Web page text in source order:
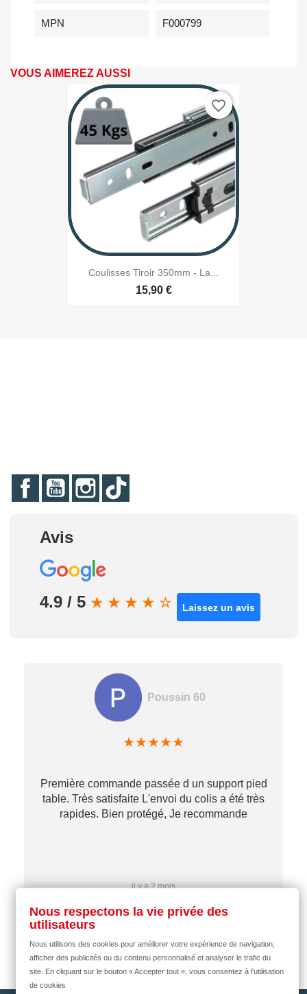
MPN F000799
VOUS AIMEREZ AUSSI
Coulisses Tiroir 350mm - La...
15,90 €
favorite_border
FacebookYouTubeInstagram
Avis
4.9 / 5 ★ ★ ★ ★ ☆ Laissez un avis
Poussin 60
★★★★★
Première commande passée d un support pied
table. Très satisfaite L'envoi du colis a été très
rapides. Bien protégé, Je recommande
il y a 2 mois
Nous respectons la vie privée des
utilisateurs
Nous utilisons des cookies pour améliorer votre expérience de navigation,
afficher des publicités ou du contenu personnalisé et analyser le trafic du
site. En cliquant sur le bouton « Accepter tout », vous consentez à l'utilisation
de cookies